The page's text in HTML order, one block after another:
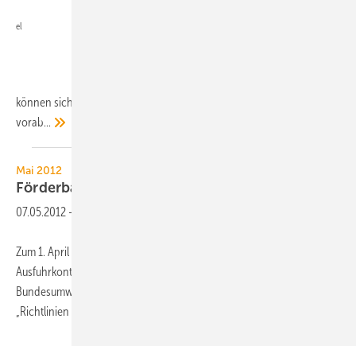
el
können sich laut KWK-Gesetz (§ 7 Abs. 3) auf Antrag vom Netzbetreiber
vorab...
Mai 2012
Förderbare
07.05.2012 -
Zum 1. April 2012 ist das vom Bundesamt für Wirtschaft und
Ausfuhrkontrolle (BAFA) administrierte und vom
Bundesumweltministerium herausgegebene Förderprogramm
„Richtlinien zur Förderung von KWK-Anlagen bis 20 kW